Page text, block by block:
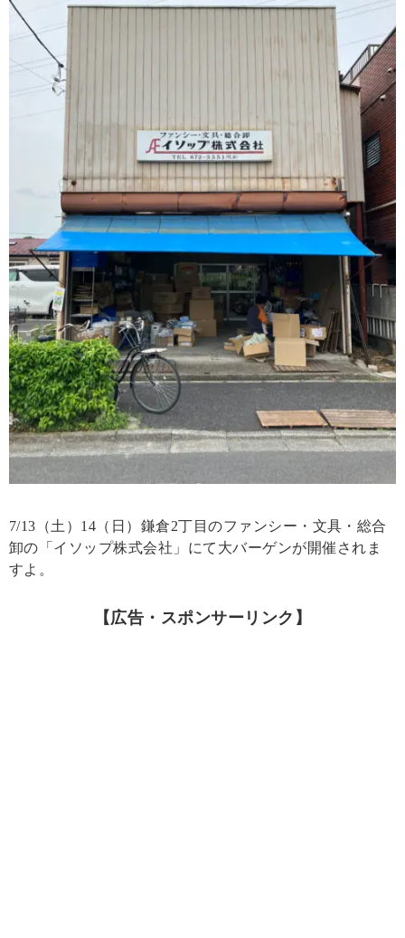
7/13（土）14（日）鎌倉2丁目のファンシー・文具・総合
卸の「イソップ株式会社」にて大バーゲンが開催されま
すよ。
【広告・スポンサーリンク】